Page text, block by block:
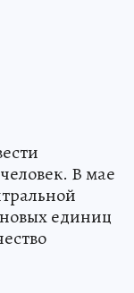
В мае
единиц